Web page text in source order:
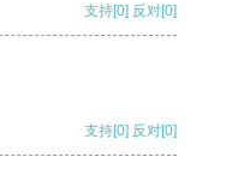
支持[0] 反对[0]
支持[0] 反对[0]